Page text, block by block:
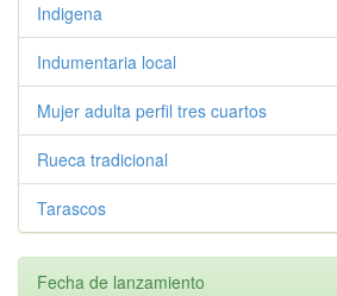
Indigena
Indumentaria local
Mujer adulta perfil tres cuartos
Rueca tradicional
Tarascos
Fecha de lanzamiento